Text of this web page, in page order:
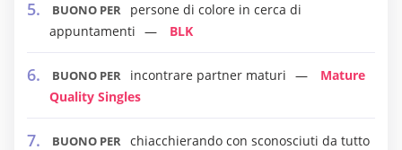
BUONO PER
persone di colore in cerca di
appuntamenti
BLK
BUONO PER incontrare partner maturi
Mature
Quality Singles
BUONO PER chiacchierando con sconosciuti da tutto